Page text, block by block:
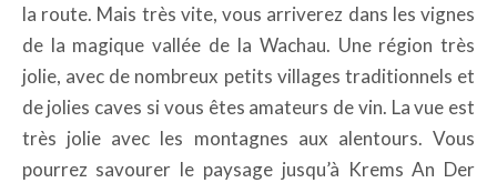
la route. Mais très vite, vous arriverez dans les vignes
de la magique vallée de la Wachau. Une région très
jolie, avec de nombreux petits villages traditionnels et
de jolies caves si vous êtes amateurs de vin. La vue est
très jolie avec les montagnes aux alentours. Vous
pourrez savourer le paysage jusqu’à Krems An Der